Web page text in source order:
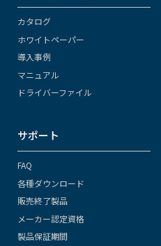
カタログ
ホワイトペーパー
導入事例
マニュアル
ドライバーファイル
サポート
FAQ
各種ダウンロード
販売終了製品
メーカー認定資格
製品保証期間